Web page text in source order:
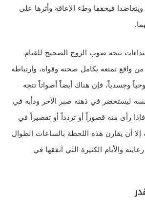
ويتعاضدا فيخففا وطء الإعاقة وأثرها على
تتجه صوب الزوج الصحيح للقيام
واقع تمتعه بكامل صحته وقواه، وارتباطه
وجسدياً، فإن هناك أيضاً أصواتاً تتجه
ليستحضر في ذهنه صبر الآخر ودأبه في
رأى منه قصوراً أو تردداً أو تقصيراً في
أن يقارن هذه اللحظة بالساعات الطوال
والأيام الكثيرة التي أنفقها في